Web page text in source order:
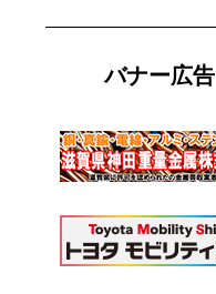
バナー広告